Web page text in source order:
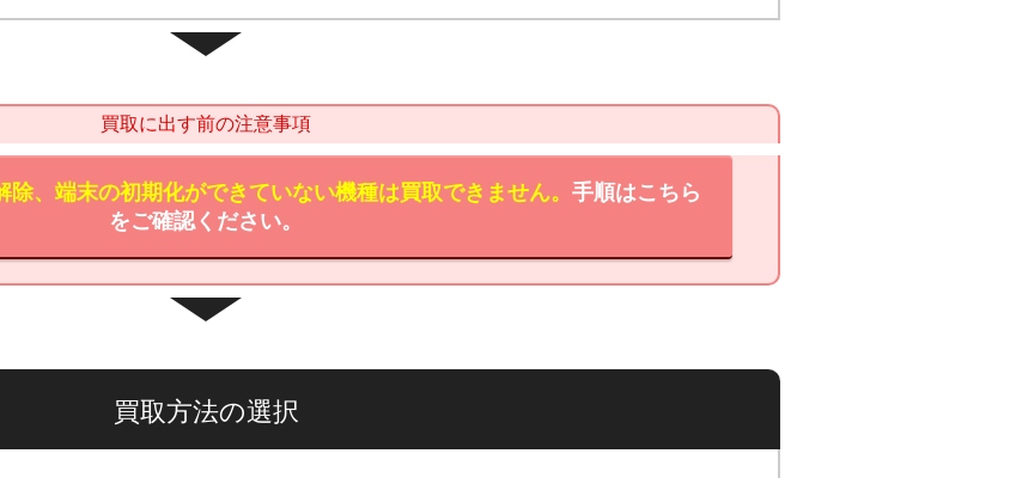
買取に出す前の注意事項
、端末の初期化ができていない機種は買取できません。 手順はこちら
をご確認ください。
買取方法の選択